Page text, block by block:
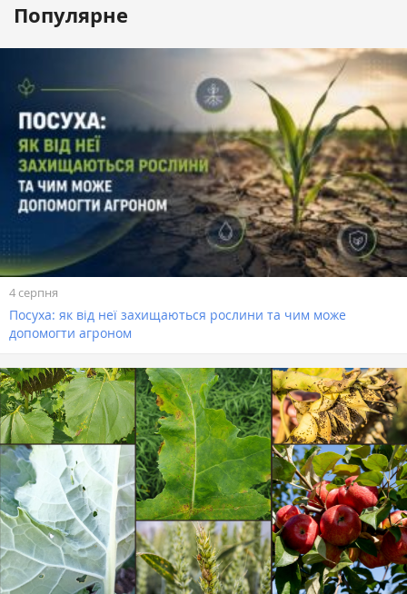
Популярне
4 серпня
Посуха: як від неї захищаються рослини та чим може
допомогти агроном